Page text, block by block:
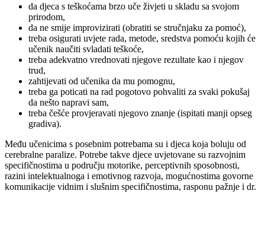
da djeca s teškoćama brzo uče živjeti u skladu sa svojom
prirodom,
da ne smije improvizirati (obratiti se stručnjaku za pomoć),
treba osigurati uvjete rada, metode, sredstva pomoću kojih će
učenik naučiti svladati teškoće,
treba adekvatno vrednovati njegove rezultate kao i njegov
trud,
zahtijevati od učenika da mu pomognu,
treba ga poticati na rad pogotovo pohvaliti za svaki pokušaj
da nešto napravi sam,
treba češće provjeravati njegovo znanje (ispitati manji opseg
gradiva).
Među učenicima s posebnim potrebama su i djeca koja boluju od
cerebralne paralize. Potrebe takve djece uvjetovane su razvojnim
specifičnostima u području motorike, perceptivnih sposobnosti,
razini intelektualnoga i emotivnog razvoja, mogućnostima govorne
komunikacije vidnim i slušnim specifičnostima, rasponu pažnje i dr.